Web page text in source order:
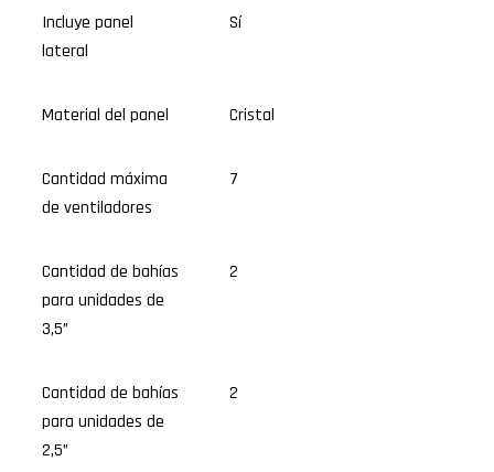
Incluye panel
lateral
Sí
Material del panel Cristal
Cantidad máxima
de ventiladores
7
Cantidad de bahías
para unidades de
3,5”
2
Cantidad de bahías
para unidades de
2,5”
2